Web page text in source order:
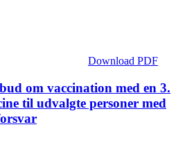
Download PDF
om vaccination med en 3.
til udvalgte personer med